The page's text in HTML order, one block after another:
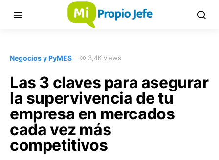
Negocios y PyMES 3,4K views
Las 3 claves para asegurar
la supervivencia de tu
empresa en mercados
cada vez más
competitivos